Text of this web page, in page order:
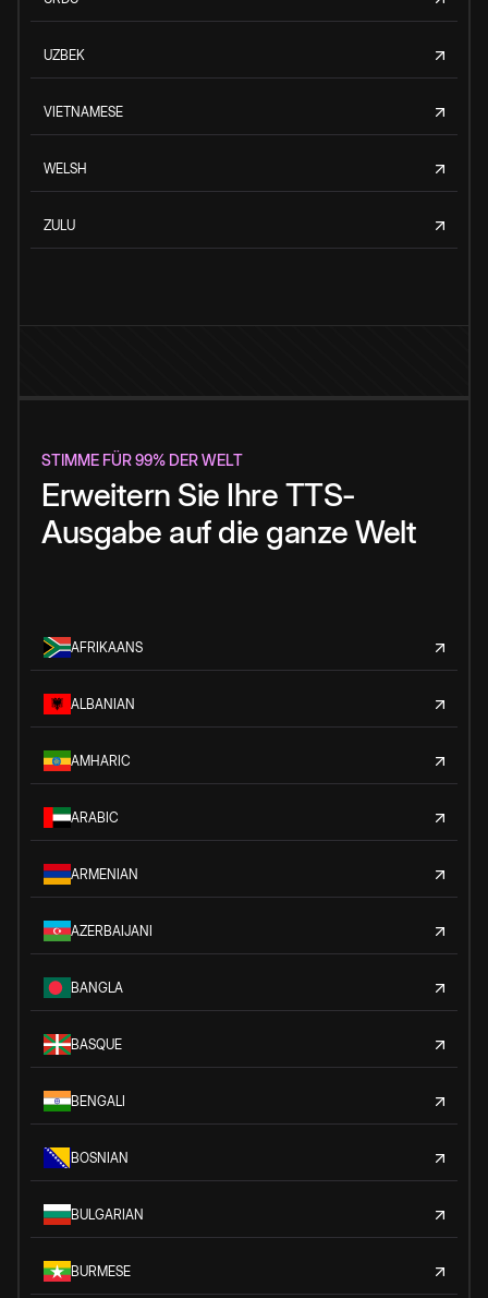
UZBEK
VIETNAMESE
WELSH
ZULU
STIMME FÜR 99% DER WELT
Erweitern Sie Ihre TTS-
Ausgabe auf die ganze Welt
AFRIKAANS
ALBANIAN
AMHARIC
ARABIC
ARMENIAN
AZERBAIJANI
BANGLA
BASQUE
BENGALI
BOSNIAN
BULGARIAN
BURMESE